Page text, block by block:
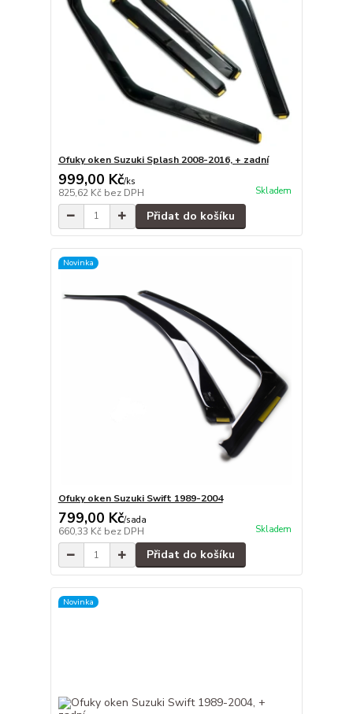
Ofuky oken Suzuki Splash 2008-2016, + zadní
999,00 Kč/ks
825,62 Kč bez DPH Skladem
Přidat do košíku
Novinka
Ofuky oken Suzuki Swift 1989-2004
799,00 Kč/sada
660,33 Kč bez DPH Skladem
Přidat do košíku
Novinka